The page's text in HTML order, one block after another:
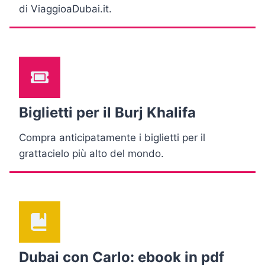
di ViaggioaDubai.it.
Biglietti per il Burj Khalifa
Compra anticipatamente i biglietti per il
grattacielo più alto del mondo.
Dubai con Carlo: ebook in pdf